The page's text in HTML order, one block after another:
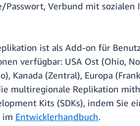
Passwort, Verbund mit
ist als Add-on für
verfügbar: USA Ost (Ohio,
Kanada (Zentral), Europa
multiregionale Replikation
Kits (SDKs), indem Sie
im Entwicklerhandbuch.